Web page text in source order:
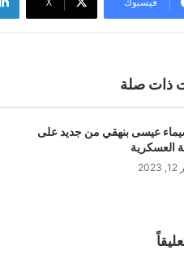
ذات صلة
عيسى بنهقي من جديد على
العسكرية